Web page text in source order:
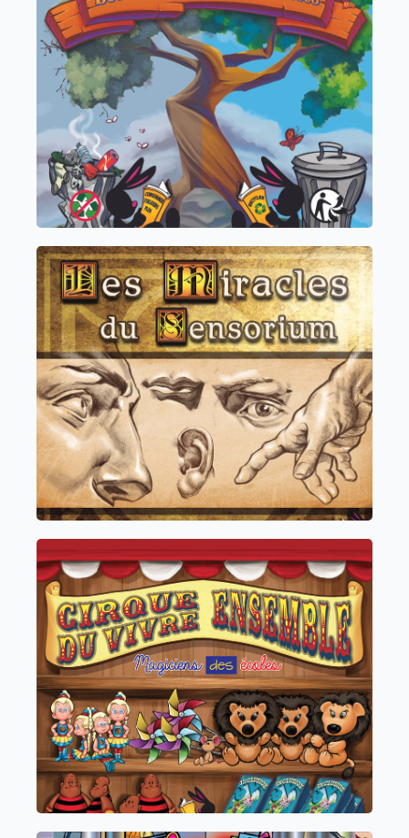
Ecocitoyen protège, ta planète
Offrez à vos élèves une
expérience pour semer les graines d’un
avenir plus respectueux de la nature
Cycle 1, 2, 3 et 4
Les Miracles du Sensorium
Découvrez le monde
à travers vos cinq sens grâce à une
expérience interactive et poétique
Cycle 1, 2, 3 et 4
Le Cirque du Vivre Ensemble
Transformez vos élèves en véritables
artisans du respect et de la coopération
Cycle 1, 2, 3 et 4